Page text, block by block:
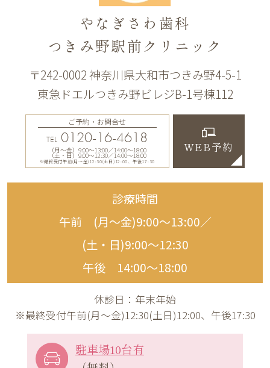
やなぎさわ歯科
つきみ野駅前クリニック
〒242-0002 神奈川県大和市つきみ野4-5-1
東急ドエルつきみ野ビレジB-1号棟112
ご予約・お問合せ
TEL 0120-16-4618
（月〜金）9:00〜13:00／14:00〜18:00
（土・日）9:00〜12:30／14:00〜18:00
※最終受付午前(月～金)12:30(土日)12:00、午後17:30
WEB予約
診療時間
午前 (月〜金)9:00〜13:00／
(土・日)9:00〜12:30
午後 14:00〜18:00
休診日：年末年始
※最終受付午前(月～金)12:30(土日)12:00、午後17:30
駐車場10台有